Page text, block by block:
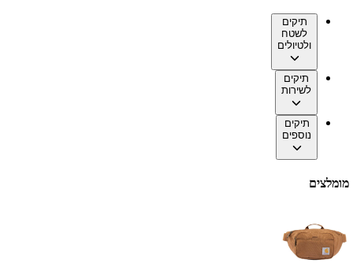
תיקים
לשטח
ולטיולים
תיקים
לשירות
תיקים
נוספים
מומלצים